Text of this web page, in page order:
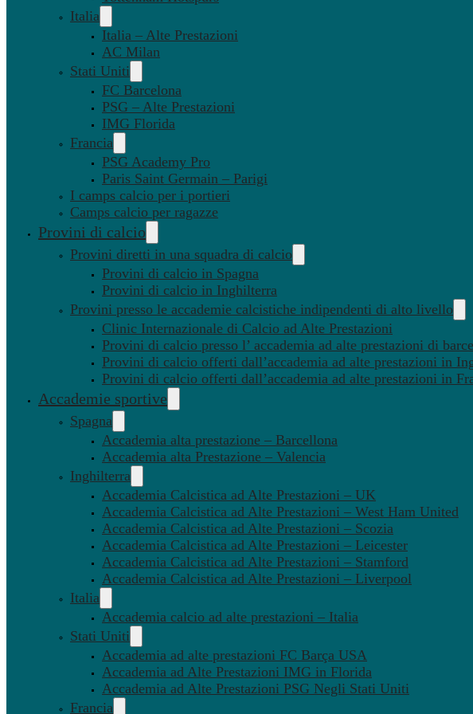
Italia
Italia – Alte Prestazioni
AC Milan
Stati Uniti
FC Barcelona
PSG – Alte Prestazioni
IMG Florida
Francia
PSG Academy Pro
Paris Saint Germain – Parigi
I camps calcio per i portieri
Camps calcio per ragazze
Provini di calcio
Provini diretti in una squadra di calcio
Provini di calcio in Spagna
Provini di calcio in Inghilterra
Provini presso le accademie calcistiche indipendenti di alto livello
Clinic Internazionale di Calcio ad Alte Prestazioni
Provini di calcio presso l’ accademia ad alte prestazioni di
Provini di calcio offerti dall’accademia ad alte prestazioni in
Provini di calcio offerti dall’accademia ad alte prestazioni in
Accademie sportive
Spagna
Accademia alta prestazione – Barcellona
Accademia alta Prestazione – Valencia
Inghilterra
Accademia Calcistica ad Alte Prestazioni – UK
Accademia Calcistica ad Alte Prestazioni – West Ham United
Accademia Calcistica ad Alte Prestazioni – Scozia
Accademia Calcistica ad Alte Prestazioni – Leicester
Accademia Calcistica ad Alte Prestazioni – Stamford
Accademia Calcistica ad Alte Prestazioni – Liverpool
Italia
Accademia calcio ad alte prestazioni – Italia
Stati Uniti
Accademia ad alte prestazioni FC Barça USA
Accademia ad Alte Prestazioni IMG in Florida
Accademia ad Alte Prestazioni PSG Negli Stati Uniti
Francia